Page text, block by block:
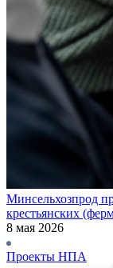
Минсельхозпрод
крестьянских
8 мая 2026
Проекты НПА